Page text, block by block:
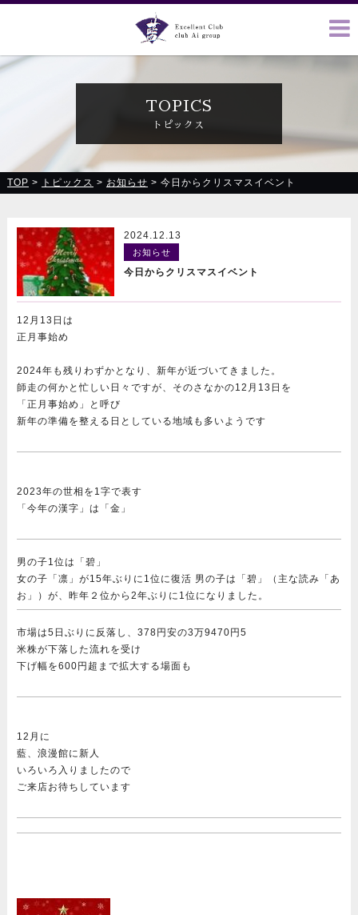
クラブ藍(あい)、クラブ恋(れん)、ルミナス、浪漫館で皆様の
お越しをお待ちしております
TOPICS
トピックス
TOP > トピックス > お知らせ > 今日からクリスマスイベント
2024.12.13
お知らせ
今日からクリスマスイベント
12月13日は
正月事始め
2024年も残りわずかとなり、新年が近づいてきました。
師走の何かと忙しい日々ですが、そのさなかの12月13日を
「正月事始め」と呼び
新年の準備を整える日としている地域も多いようです
2023年の世相を1字で表す
「今年の漢字」は「金」
男の子1位は「碧」
女の子「凛」が15年ぶりに1位に復活 男の子は「碧」（主な読み「あ
お」）が、昨年２位から2年ぶりに1位になりました。
市場は5日ぶりに反落し、378円安の3万9470円5
米株が下落した流れを受け
下げ幅を600円超まで拡大する場面も
12月に
藍、浪漫館に新人
いろいろ入りましたので
ご来店お待ちしています